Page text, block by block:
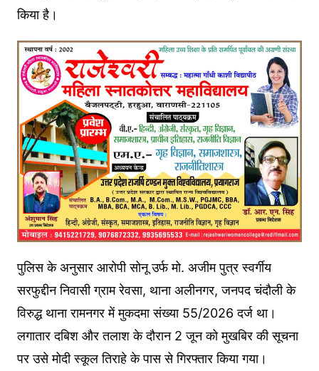
किया है।
पुलिस के अनुसार आरोपी सोनू उर्फ मो. अजीम पुत्र स्वर्गीय
सरफुद्दीन निवासी ग्राम रेवसा, थाना अलीनगर, जनपद चंदौली के
विरुद्ध थाना रामनगर में मुकदमा संख्या 55/2026 दर्ज था।
लगातार दबिश और तलाश के दौरान 2 जून को मुखबिर की सूचना
पर उसे मोदी स्कूल तिराहे के पास से गिरफ्तार किया गया।